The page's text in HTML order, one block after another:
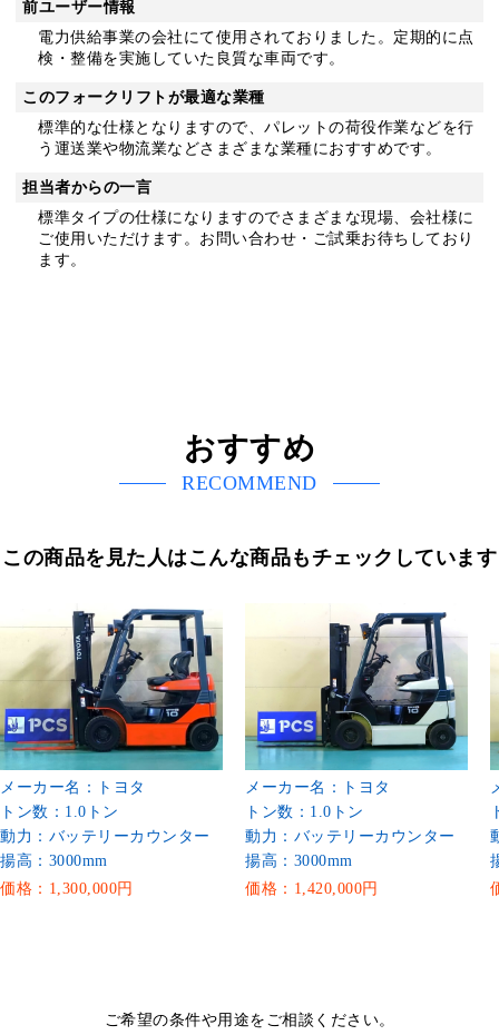
前ユーザー情報
電力供給事業の会社にて使用されておりました。定期的に点
検・整備を実施していた良質な車両です。
このフォークリフトが最適な業種
標準的な仕様となりますので、パレットの荷役作業などを行
う運送業や物流業などさまざまな業種におすすめです。
担当者からの一言
標準タイプの仕様になりますのでさまざまな現場、会社様に
ご使用いただけます。お問い合わせ・ご試乗お待ちしており
ます。
おすすめ
RECOMMEND
この商品を見た人はこんな商品もチェックしています
メーカー名：トヨタ
トン数：1.0トン
動力：バッテリーカウンター
揚高：3000mm
価格：1,300,000円
メーカー名：トヨタ
トン数：1.0トン
動力：バッテリーカウンター
揚高：3000mm
価格：1,420,000円
ご希望の条件や用途をご相談ください。